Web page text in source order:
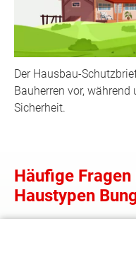
Der Hausbau-
Bauherren vor,
Sicherheit.
Häufige
Haustypen
Wie viel kostet ein
Bungalow aus?